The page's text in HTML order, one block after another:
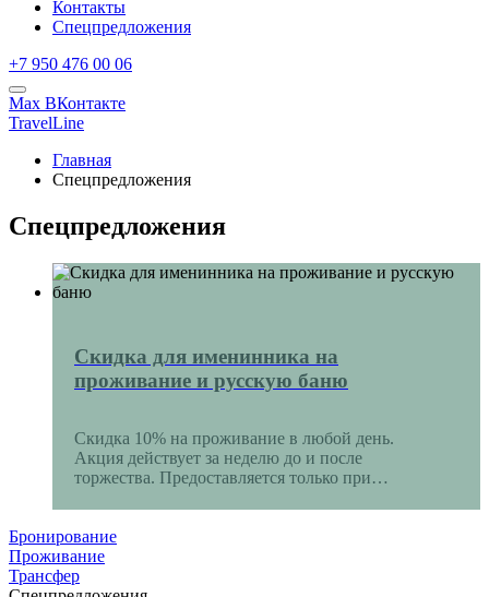
Контакты
Спецпредложения
+7 950 476 00 06
Max ВКонтакте
TravelLine
Главная
Спецпредложения
Спецпредложения
Скидка для именинника на
проживание и русскую баню
Скидка 10% на проживание в любой день.
Акция действует за неделю до и после
торжества. Предоставляется только при
спецпредложениями.
Воспользуйтесь акцией в течение 5 (пяти) дней
Бронирование
Проживание
Трансфер